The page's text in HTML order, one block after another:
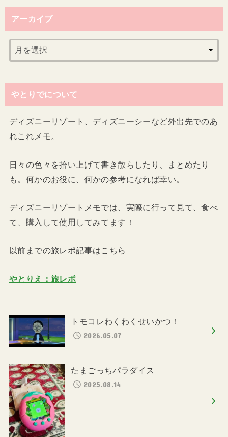
アーカイブ
やとりでについて
ディズニーリゾート、ディズニーシーなど外出先でのあ
れこれメモ。
日々の色々を拾い上げて書き散らしたり、まとめたり
も。何かのお役に、何かの参考になれば幸い。
ディズニーリゾートメモでは、実際に行って見て、食べ
て、購入して使用してみてます！
以前までの旅レポ記事はこちら
やとりえ：旅レポ
トモコレわくわくせいかつ！
2026.05.07
たまごっちパラダイス
2025.08.14